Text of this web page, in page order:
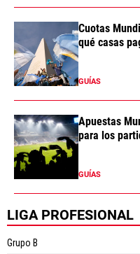
Cuotas
qué casas
GUÍAS
Apuestas
para los
GUÍAS
LIGA PROFESIONAL